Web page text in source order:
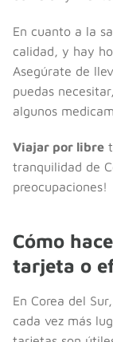
En cuanto a la
calidad, y hay
Asegúrate de
puedas
algunos
Viajar por libre
tranquilidad de
preocupaciones!
Cómo
tarjeta o
En Corea del
cada vez más